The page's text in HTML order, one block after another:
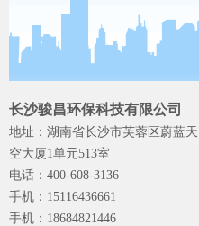
长沙骏昌环保科技有限公司
地址：湖南省长沙市芙蓉区蔚蓝天
空大厦1单元513室
电话：400-608-3136
手机：15116436661
手机：18684821446